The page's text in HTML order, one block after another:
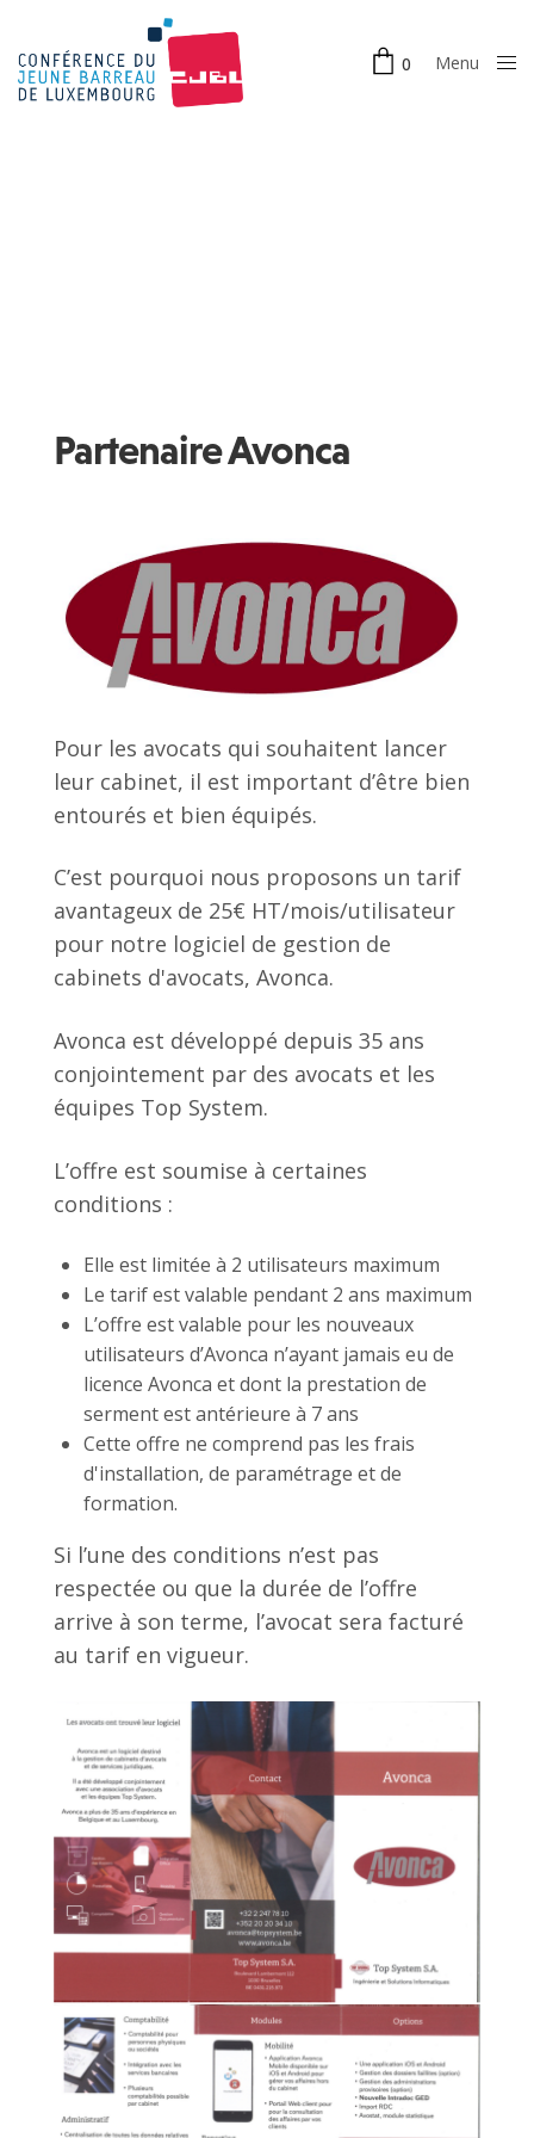
0 Menu
Partenaire Avonca
Pour les avocats qui souhaitent lancer
leur cabinet, il est important d’être bien
entourés et bien équipés.
C’est pourquoi nous proposons un tarif
avantageux de 25€ HT/mois/utilisateur
pour notre logiciel de gestion de
cabinets d'avocats, Avonca.
Avonca est développé depuis 35 ans
conjointement par des avocats et les
équipes Top System.
L’offre est soumise à certaines
conditions :
Elle est limitée à 2 utilisateurs maximum
Le tarif est valable pendant 2 ans maximum
L’offre est valable pour les nouveaux
utilisateurs d’Avonca n’ayant jamais eu de
licence Avonca et dont la prestation de
serment est antérieure à 7 ans
Cette offre ne comprend pas les frais
d'installation, de paramétrage et de
formation.
Si l’une des conditions n’est pas
respectée ou que la durée de l’offre
arrive à son terme, l’avocat sera facturé
au tarif en vigueur.